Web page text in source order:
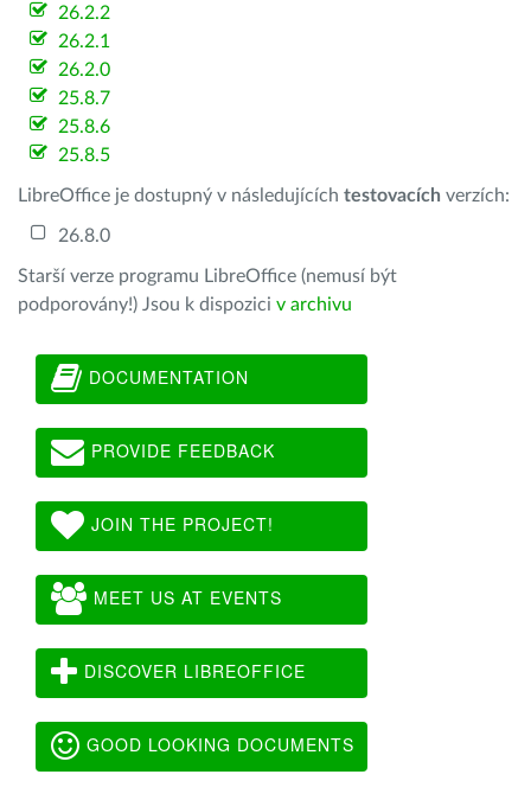
26.2.2
26.2.1
26.2.0
25.8.7
25.8.6
25.8.5
LibreOffice je dostupný v následujících testovacích verzích:
26.8.0
Starší verze programu LibreOffice (nemusí být
podporovány!) Jsou k dispozici v archivu
DOCUMENTATION
PROVIDE FEEDBACK
JOIN THE PROJECT!
MEET US AT EVENTS
DISCOVER LIBREOFFICE
GOOD LOOKING DOCUMENTS